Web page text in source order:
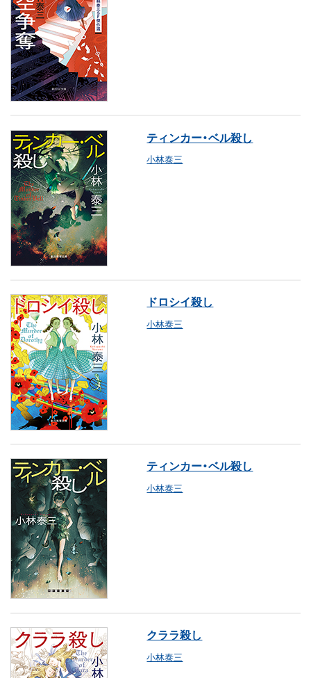
ティンカー・ベル殺し
小林泰三
ドロシイ殺し
小林泰三
ティンカー・ベル殺し
小林泰三
クララ殺し
小林泰三